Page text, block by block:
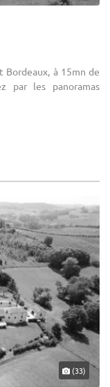
Bordeaux, à 15mn de
par les panoramas
(33)